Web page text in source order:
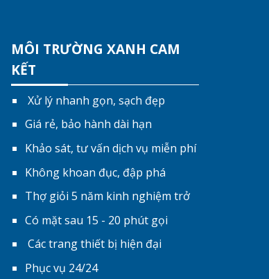
MÔI TRƯỜNG XANH CAM
KẾT
Xử lý nhanh gọn, sạch đẹp
Giá rẻ, bảo hành dài hạn
Khảo sát, tư vấn dịch vụ miễn phí
Không khoan đục, đập phá
Thợ giỏi 5 năm kinh nghiệm trở
Có mặt sau 15 - 20 phút gọi
Các trang thiết bị hiện đại
Phục vụ 24/24